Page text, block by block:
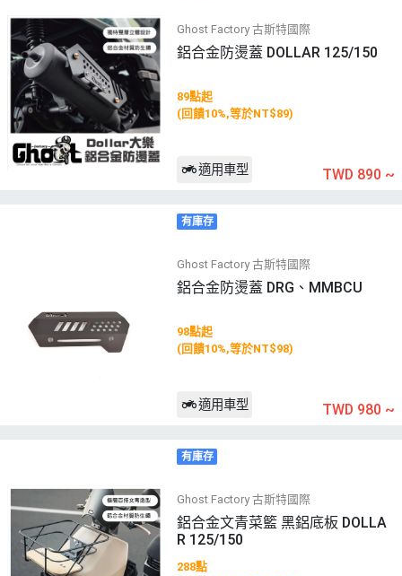
Ghost Factory 古斯特國際
鋁合金防燙蓋 DOLLAR 125/150
89點起
(回饋10%,等於NT$89)
適用車型 TWD 890 ~
有庫存
Ghost Factory 古斯特國際
鋁合金防燙蓋 DRG、MMBCU
98點起
(回饋10%,等於NT$98)
適用車型 TWD 980 ~
有庫存
Ghost Factory 古斯特國際
鋁合金文青菜籃 黑鋁底板 DOLLA
R 125/150
288點